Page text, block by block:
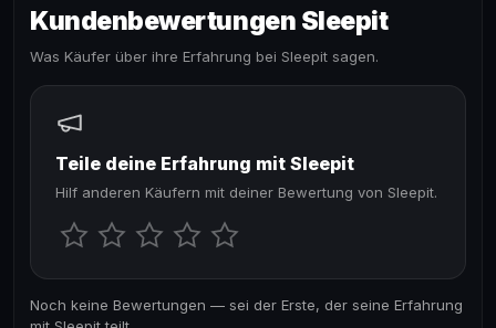
Kundenbewertungen Sleepit
Was Käufer über ihre Erfahrung bei Sleepit sagen.
Teile deine Erfahrung mit Sleepit
Hilf anderen Käufern mit deiner Bewertung von Sleepit.
Noch keine Bewertungen — sei der Erste, der seine Erfahrung